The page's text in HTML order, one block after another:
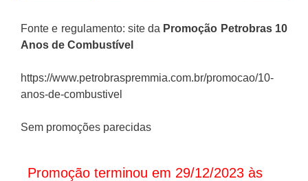
Fonte e regulamento: site da Promoção Petrobras 10
Anos de Combustível
https://www.petrobraspremmia.com.br/promocao/10-
anos-de-combustivel
Sem promoções parecidas
Promoção terminou em 29/12/2023 às